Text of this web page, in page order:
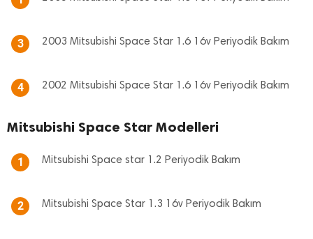
3 2003 Mitsubishi Space Star 1.6 16v Periyodik Bakım
4 2002 Mitsubishi Space Star 1.6 16v Periyodik Bakım
Mitsubishi Space Star Modelleri
1 Mitsubishi Space star 1.2 Periyodik Bakım
2 Mitsubishi Space Star 1.3 16v Periyodik Bakım